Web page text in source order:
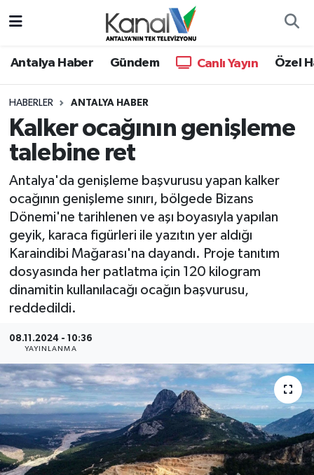
Antalya Haber Gündem Canlı Yayın Özel
HABERLER ANTALYA HABER
Kalker ocağının genişleme
talebine ret
Antalya'da genişleme başvurusu yapan kalker
ocağının genişleme sınırı, bölgede Bizans
Dönemi'ne tarihlenen ve aşı boyasıyla yapılan
geyik, karaca figürleri ile yazıtın yer aldığı
Karaindibi Mağarası'na dayandı. Proje tanıtım
dosyasında her patlatma için 120 kilogram
dinamitin kullanılacağı ocağın başvurusu,
reddedildi.
08.11.2024 - 10:36
YAYINLANMA
Antalya Haber
Dünya
Eğitim
Ekonomi
Gündem
Günün Manşetleri
Haber Kuşakları
Haberler
KANALV Spor
Kültür Sanat
Magazin
Hava Durumu
Trafik Durumu
Süper Lig Puan Durumu ve Fikstür
Tüm Manşetler
Son Dakika Haberleri
Haber Arşivi